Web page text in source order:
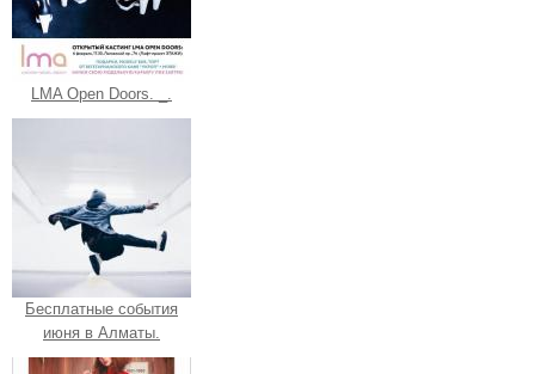
LMA Open Doors. _.
Бесплатные события
июня в Алматы.